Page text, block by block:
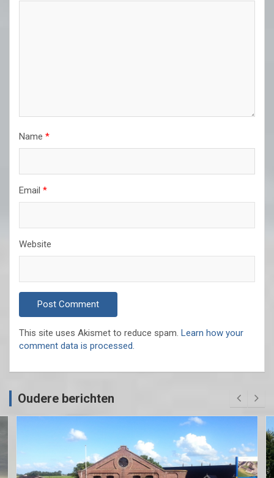
Name *
Email *
Website
This site uses Akismet to reduce spam. Learn how your
comment data is processed.
Oudere berichten